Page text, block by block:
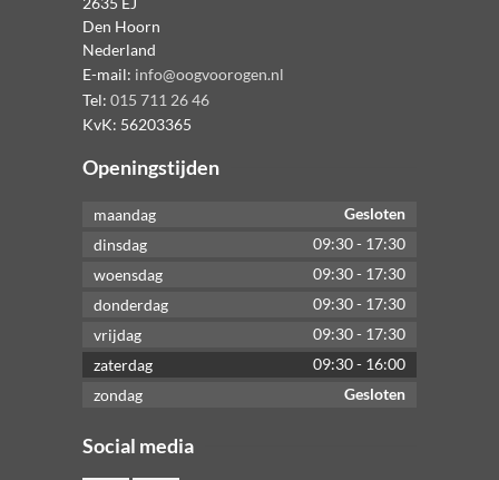
Den Hoorn
Nederland
E-mail: info@oogvoorogen.nl
Tel: 015 711 26 46
KvK: 56203365
Openingstijden
maandag
Gesloten
dinsdag
09:30- 17:30
woensdag
09:30- 17:30
donderdag
09:30- 17:30
vrijdag
09:30- 17:30
zaterdag
09:30- 16:00
zondag
Gesloten
Social media